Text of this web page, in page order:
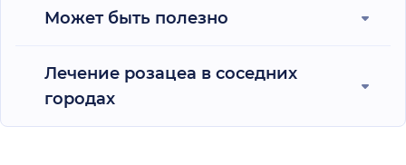
Может быть полезно
Лечение розацеа в соседних
городах